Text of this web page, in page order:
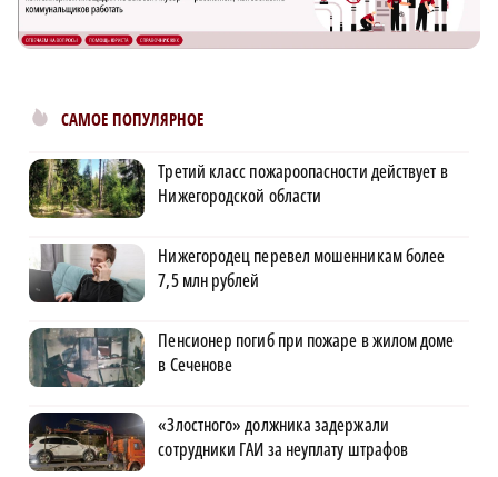
САМОЕ ПОПУЛЯРНОЕ
Третий класс пожароопасности действует в
Нижегородской области
Нижегородец перевел мошенникам более
7,5 млн рублей
Пенсионер погиб при пожаре в жилом доме
в Сеченове
«Злостного» должника задержали
сотрудники ГАИ за неуплату штрафов